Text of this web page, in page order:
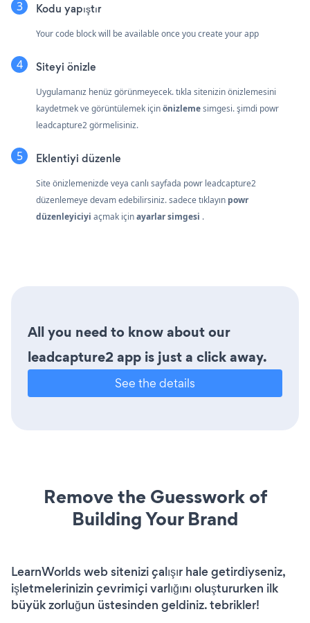
Kodu yapıştır
Your code block will be available once you create your app
Siteyi önizle
Uygulamanız henüz görünmeyecek. tıkla sitenizin önizlemesini
kaydetmek ve görüntülemek içinönizlemesimgesi. şimdi powr
leadcapture2 görmelisiniz.
Eklentiyi düzenle
Site önizlemenizde veya canlı sayfada powr leadcapture2
düzenlemeye devam edebilirsiniz. sadece tıklayın powr
düzenleyiciyi açmak içinayarlar simgesi .
All you need to know about our
leadcapture2 app is just a click away.
See the details
Remove the Guesswork of
Building Your Brand
LearnWorlds web sitenizi çalışır hale getirdiyseniz,
işletmelerinizin çevrimiçi varlığını oluştururken ilk
büyük zorluğun üstesinden geldiniz. tebrikler!